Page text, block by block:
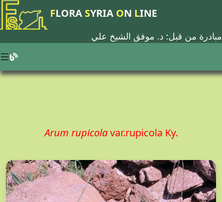
FLORA SYRIA ON LINE
مبادرة من قبل: د. موفق الشيخ علي
Arum rupicolavar.rupicola Ky.